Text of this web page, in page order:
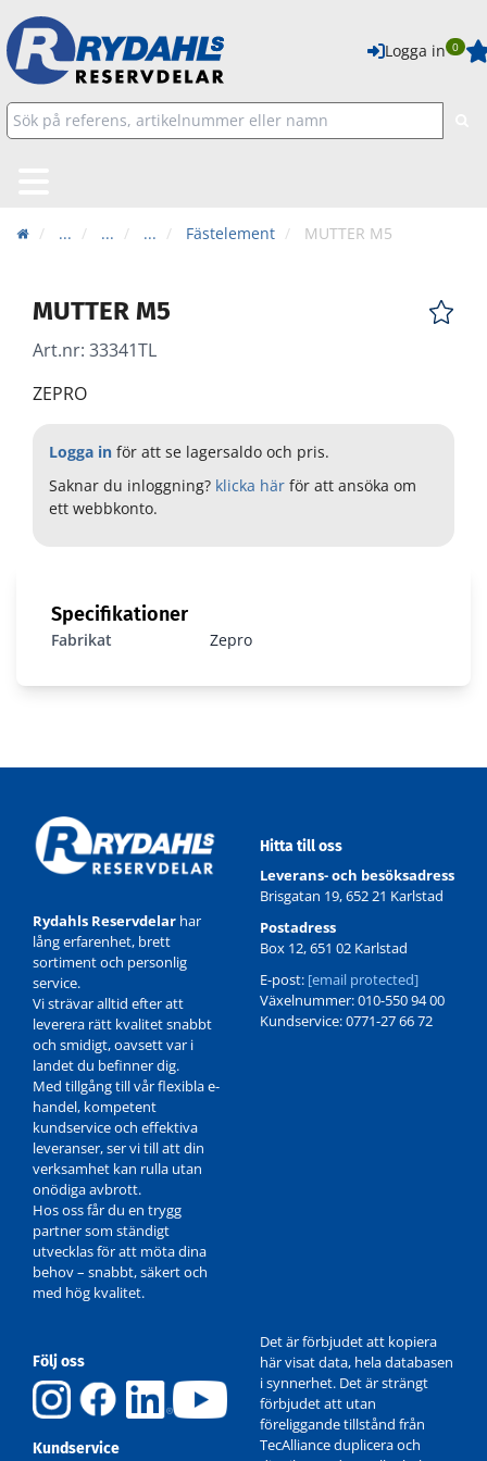
Logga in 0
... ... ... Fästelement MUTTER M5
MUTTER M5
Art.nr: 33341TL
ZEPRO
Logga in för att se lagersaldo och pris.
Saknar du inloggning? klicka här för att ansöka om
ett webbkonto.
Specifikationer
Fabrikat Zepro
Rydahls Reservdelar har
lång erfarenhet, brett
sortiment och personlig
service.
Vi strävar alltid efter att
leverera rätt kvalitet snabbt
och smidigt, oavsett var i
landet du befinner dig.
Med tillgång till vår flexibla e-
handel, kompetent
kundservice och effektiva
leveranser, ser vi till att din
verksamhet kan rulla utan
onödiga avbrott.
Hos oss får du en trygg
partner som ständigt
utvecklas för att möta dina
behov – snabbt, säkert och
med hög kvalitet.
Hitta till oss
Leverans- och besöksadress
Brisgatan 19, 652 21 Karlstad
Postadress
Box 12, 651 02 Karlstad
E-post: [email protected]
Växelnummer: 010-550 94 00
Kundservice: 0771-27 66 72
Följ oss
Kundservice
Det är förbjudet att kopiera
här visat data, hela databasen
i synnerhet. Det är strängt
förbjudet att utan
föreliggande tillstånd från
TecAlliance duplicera och